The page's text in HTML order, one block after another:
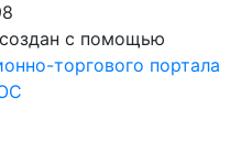
с помощью
торгового портала